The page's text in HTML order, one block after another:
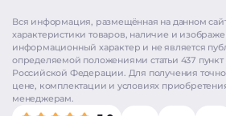
Вся информация, размещённая на данном
характеристики товаров, наличие и
информационный характер и не является
определяемой положениями статьи 437 пункт
Российской Федерации. Для получения
цене, комплектации и условиях
менеджерам.
Мы используем